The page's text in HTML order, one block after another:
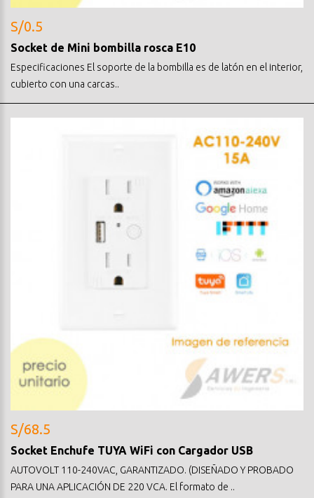
S/0.5
Socket de Mini bombilla rosca E10
Especificaciones El soporte de la bombilla es de latón en el interior,
cubierto con una carcas..
S/68.5
Socket Enchufe TUYA WiFi con Cargador USB
AUTOVOLT 110-240VAC, GARANTIZADO. (DISEÑADO Y PROBADO
PARA UNA APLICACIÓN DE 220 VCA. El formato de ..